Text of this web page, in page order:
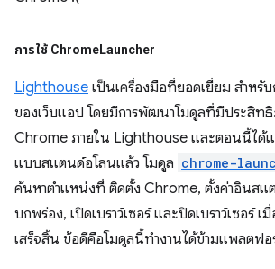
การใช้ ChromeLauncher
Lighthouse เป็นเครื่องมือที่ยอดเยี่ยม สำห
ของเว็บแอป โดยมีการพัฒนาโมดูลที่มีประสิทธิ
Chrome ภายใน Lighthouse และตอนนี้ได้
แบบสแตนด์อโลนแล้ว โมดูล chrome-
ค้นหาตำแหน่งที่ ติดตั้ง Chrome, ตั้งค่าอินสแ
บกพร่อง, เปิดเบราว์เซอร์ และปิดเบราว์เซอร์
เสร็จสิ้น ข้อดีคือโมดูลนี้ทำงานได้ข้ามแพลตฟ